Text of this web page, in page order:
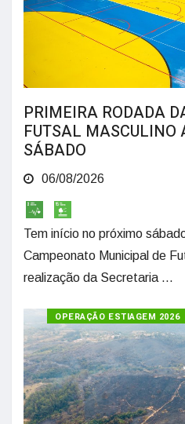
PRIMEIRA RODADA
FUTSAL MASCULINO
SÁBADO
06/08/2026
Tem início no próximo
Campeonato Municipal de
realização da Secretaria ...
OPERAÇÃO ESTIAGEM 2026